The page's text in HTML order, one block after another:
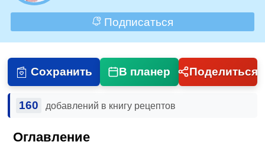
Подписаться
Сохранить В планер Поделиться
160 добавлений в книгу рецептов
Оглавление